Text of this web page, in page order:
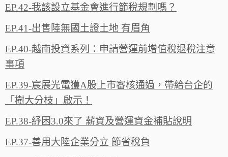
EP.42-我該設立基金會進行節稅規劃嗎？
EP.41-出售陸無國土證土地 有眉角
EP.40-越南投資系列：申請營運前增值稅退稅注意
事項
EP.39-宸展光電獲A股上市審核通過，帶給台企的
「樹大分枝」啟示！
EP.38-紓困3.0來了 薪資及營運資金補貼說明
EP.37-善用大陸企業分立 節省稅負